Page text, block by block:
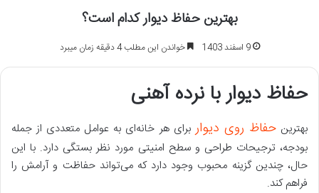
بهترین حفاظ دیوار کدام است؟
9 اسفند 1403 خواندن این مطلب 4 دقیقه زمان میبرد
حفاظ دیوار با نرده آهنی
بهترینحفاظ روی دیوار برای هر خانهای به عوامل متعددی از جمله
بودجه، ترجیحات طراحی و سطح امنیتی مورد نظر بستگی دارد. با این
حال، چندین گزینه محبوب وجود دارد که میتواند حفاظت و آرامش را
فراهم کند.